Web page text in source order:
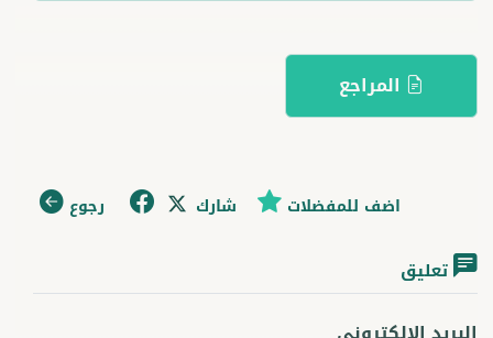
المراجع
رجوع شارك اضف للمفضلات
تعليق